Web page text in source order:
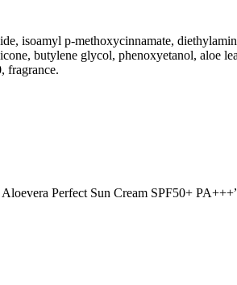
isoamyl p-methoxycinnamate,
butylene glycol, phenoxyetanol, aloe
fragrance.
Perfect Sun Cream SPF50+